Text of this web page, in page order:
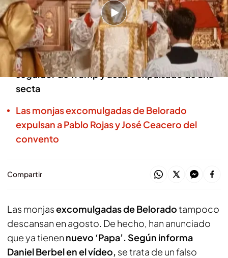
Se trata de Rodrigo da Silva, un falso obispo
brasileño de 33 años
El nuevo obispo es admirador de Hitler, fiel
seguidor de Trump y acabó expulsado de una
secta
Las monjas excomulgadas de Belorado
expulsan a Pablo Rojas y José Ceacero del
convento
Compartir
Las monjasexcomulgadas de Beloradotampoco
descansan en agosto. De hecho, han anunciado
que ya tienen nuevo ‘Papa’. Según informa
Daniel Berbel en el vídeo, se trata de un falso